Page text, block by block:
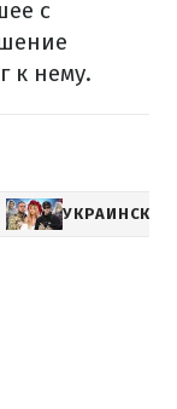
с
к нему.
УКРАИНСКИЕ